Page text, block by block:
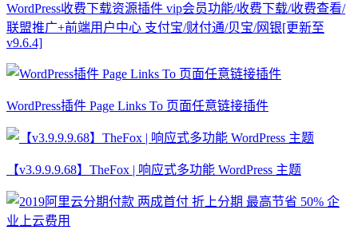
WordPress收费下载资源插件 vip会员功能/收费下载/收费查看/
联盟推广+前端用户中心 支付宝/财付通/贝宝/网银[更新至
v9.6.4]
WordPress插件 Page Links To 页面任意链接插件
【v3.9.9.9.68】TheFox | 响应式多功能 WordPress 主题